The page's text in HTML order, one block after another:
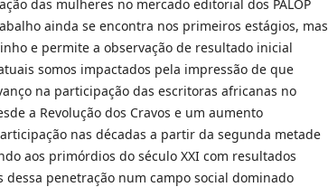
das mulheres no mercado editorial dos PALOP
ainda se encontra nos primeiros estágios, mas
e permite a observação de resultado inicial
somos impactados pela impressão de que
na participação das escritoras africanas no
a Revolução dos Cravos e um aumento
nas décadas a partir da segunda metade
aos primórdios do século XXI com resultados
dessa penetração num campo social dominado